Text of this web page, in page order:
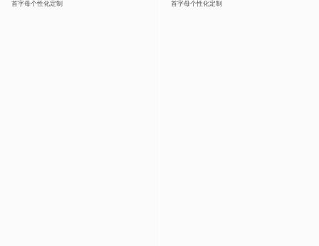
首字母个性化定制 首字母个性化定制